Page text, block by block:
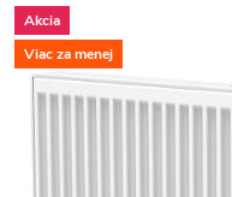
Akcia
Viac za menej